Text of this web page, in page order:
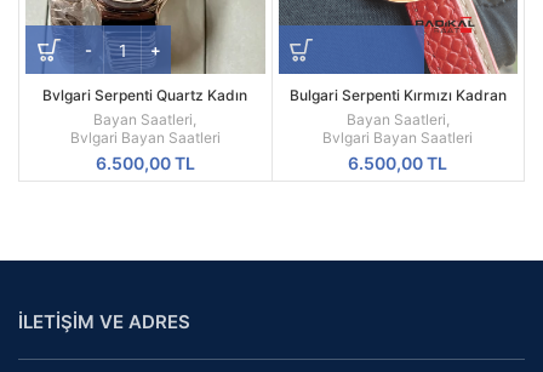
Bvlgari Serpenti Quartz Kadın
Saat | Rose Tek Sarmal Siyah
Kadran Yılan Tasarım
Bayan Saatleri,
Bvlgari Bayan Saatleri
6.500,00TL
Bulgari Serpenti Kırmızı Kadran
Rose Kasa Bayan Saati
Bayan Saatleri,
Bvlgari Bayan Saatleri
6.500,00TL
İLETİŞİM VE ADRES